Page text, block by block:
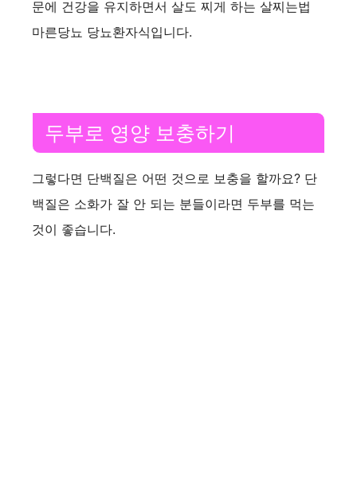
문에 건강을 유지하면서 살도 찌게 하는 살찌는법
마른당뇨 당뇨환자식입니다.
두부로 영양 보충하기
그렇다면 단백질은 어떤 것으로 보충을 할까요? 단
백질은 소화가 잘 안 되는 분들이라면 두부를 먹는
것이 좋습니다.